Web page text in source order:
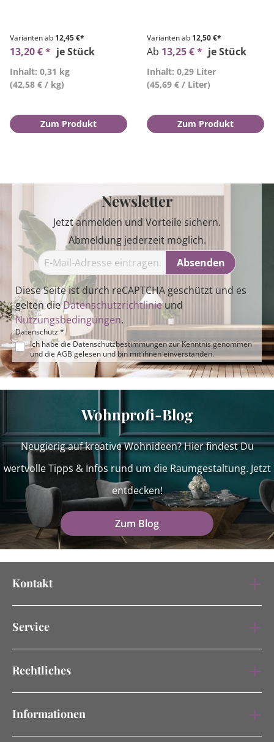
Varianten ab 12,45 €*
13,20 € * je Stück
Inhalt: 0,31 kg
(42,58 € / kg)
Zum Produkt
Varianten ab 12,50 €*
Ab 13,25 € * je Stück
Inhalt: 0,29 Liter
(45,69 € / Liter)
Zum Produkt
Newsletter
Jetzt anmelden und Vorteile sichern.
Abmeldung jederzeit möglich.
Absenden
Diese Seite ist durch reCAPTCHA geschützt und es
gelten dieDatenschutzrichtlinieund
Nutzungsbedingungen.
Datenschutz *
Ich habe die Datenschutzbestimmungenzur Kenntnis genommen
und die AGB gelesen und bin mit ihnen einverstanden.
Wohnprofi-Blog
Neugierig auf kreative Wohnideen? Hier findest Du
wertvolle Tipps & Infos rund um die Raumgestaltung. Jetzt
entdecken!
Zum Blog
Kontakt
Service
Rechtliches
Informationen